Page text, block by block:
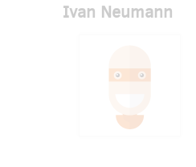
Ivan Neumann